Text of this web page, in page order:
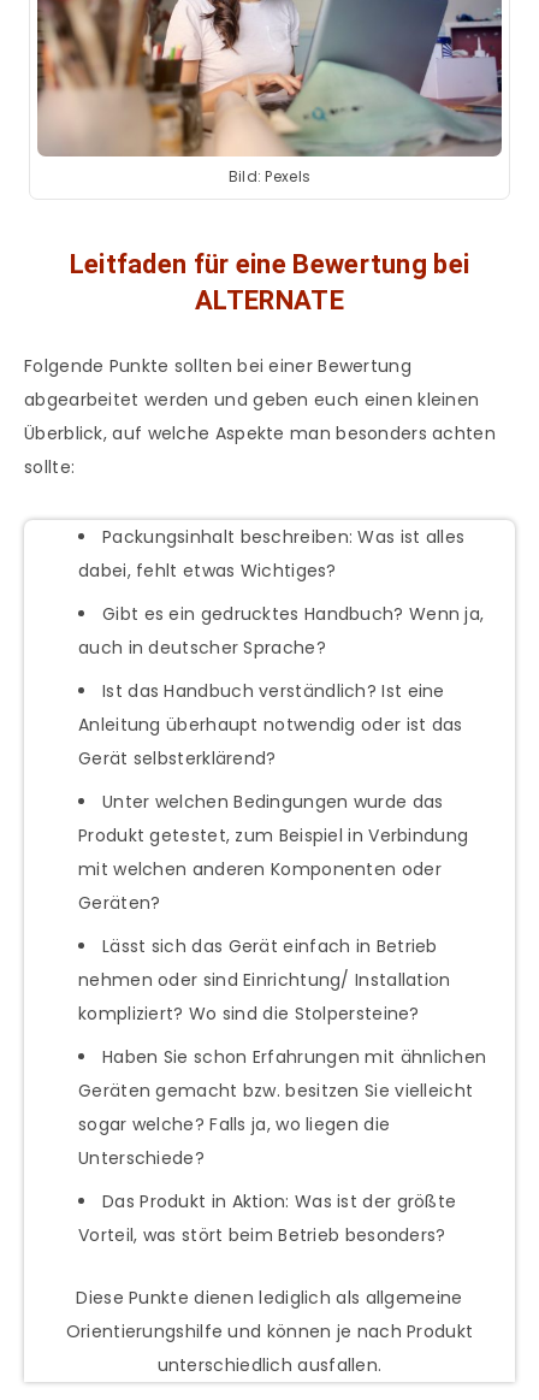
Bild: Pexels
Leitfaden für eine Bewertung bei
ALTERNATE
Folgende Punkte sollten bei einer Bewertung
abgearbeitet werden und geben euch einen kleinen
Überblick, auf welche Aspekte man besonders achten
sollte:
Packungsinhalt beschreiben: Was ist alles
dabei, fehlt etwas Wichtiges?
Gibt es ein gedrucktes Handbuch? Wenn ja,
auch in deutscher Sprache?
Ist das Handbuch verständlich? Ist eine
Anleitung überhaupt notwendig oder ist das
Gerät selbsterklärend?
Unter welchen Bedingungen wurde das
Produkt getestet, zum Beispiel in Verbindung
mit welchen anderen Komponenten oder
Geräten?
Lässt sich das Gerät einfach in Betrieb
nehmen oder sind Einrichtung/ Installation
kompliziert? Wo sind die Stolpersteine?
Haben Sie schon Erfahrungen mit ähnlichen
Geräten gemacht bzw. besitzen Sie vielleicht
sogar welche? Falls ja, wo liegen die
Unterschiede?
Das Produkt in Aktion: Was ist der größte
Vorteil, was stört beim Betrieb besonders?
Diese Punkte dienen lediglich als allgemeine
Orientierungshilfe und können je nach Produkt
unterschiedlich ausfallen.